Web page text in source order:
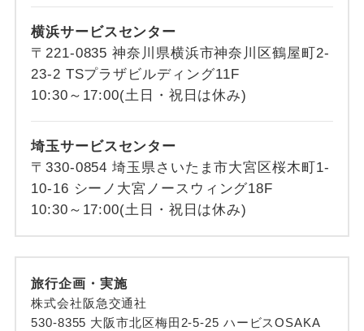
横浜サービスセンター
〒221-0835 神奈川県横浜市神奈川区鶴屋町2-
23-2 TSプラザビルディング11F
10:30～17:00(土日・祝日は休み)
埼玉サービスセンター
〒330-0854 埼玉県さいたま市大宮区桜木町1-
10-16 シーノ大宮ノースウィング18F
10:30～17:00(土日・祝日は休み)
旅行企画・実施
株式会社阪急交通社
530-8355 大阪市北区梅田2-5-25 ハービスOSAKA